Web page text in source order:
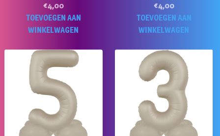
€4,00
TOEVOEGEN AAN
WINKELWAGEN
€4,00
TOEVOEGEN AAN
WINKELWAGEN